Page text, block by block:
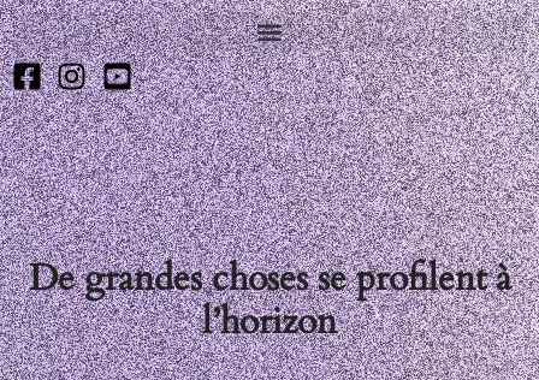
De grandes choses se profilent à
l’horizon